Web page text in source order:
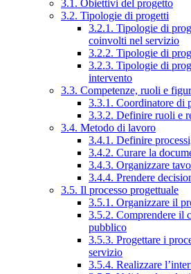
3.1. Obiettivi del progetto
3.2. Tipologie di progetti
3.2.1. Tipologie di
coinvolti nel servizio
3.2.2. Tipologie di
3.2.3. Tipologie di
intervento
3.3. Competenze, ruoli e
3.3.1. Coordinatore di
3.3.2. Definire ruoli e
3.4. Metodo di lavoro
3.4.1. Definire
3.4.2. Curare la
3.4.3. Organizzare
3.4.4. Prendere
3.5. Il processo progettuale
3.5.1. Organizzare il
3.5.2. Comprendere il
pubblico
3.5.3. Progettare i
servizio
3.5.4. Realizzare